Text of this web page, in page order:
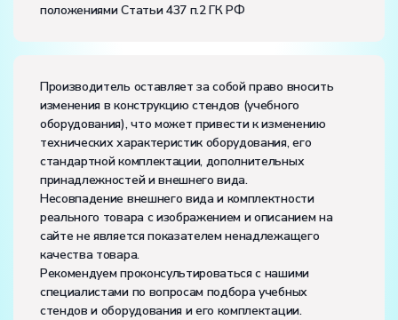
положениями Статьи 437 п.2 ГК РФ
Производитель оставляет за собой право вносить
изменения в конструкцию стендов (учебного
оборудования), что может привести к изменению
технических характеристик оборудования, его
стандартной комплектации, дополнительных
принадлежностей и внешнего вида.
Несовпадение внешнего вида и комплектности
реального товара с изображением и описанием на
сайте не является показателем ненадлежащего
качества товара.
Рекомендуем проконсультироваться с нашими
специалистами по вопросам подбора учебных
стендов и оборудования и его комплектации.